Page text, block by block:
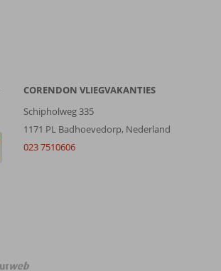
CORENDON VLIEGVAKANTIES
Schipholweg 335
1171 PL Badhoevedorp, Nederland
023 7510606